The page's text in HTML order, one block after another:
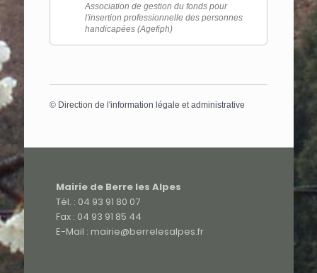
Association de gestion du fonds pour
l'insertion professionnelle des personnes
handicapées (Agefiph)
© Direction de l'information légale et administrative
Mairie de Berre les Alpes
Tél. : 04 93 91 80 07
Fax : 04 93 91 85 44
E-Mail : mairie@berrelesalpes.fr